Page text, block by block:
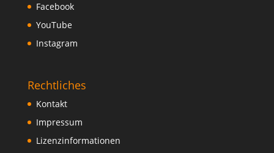
Facebook
YouTube
Instagram
Rechtliches
Kontakt
Impressum
Lizenzinformationen